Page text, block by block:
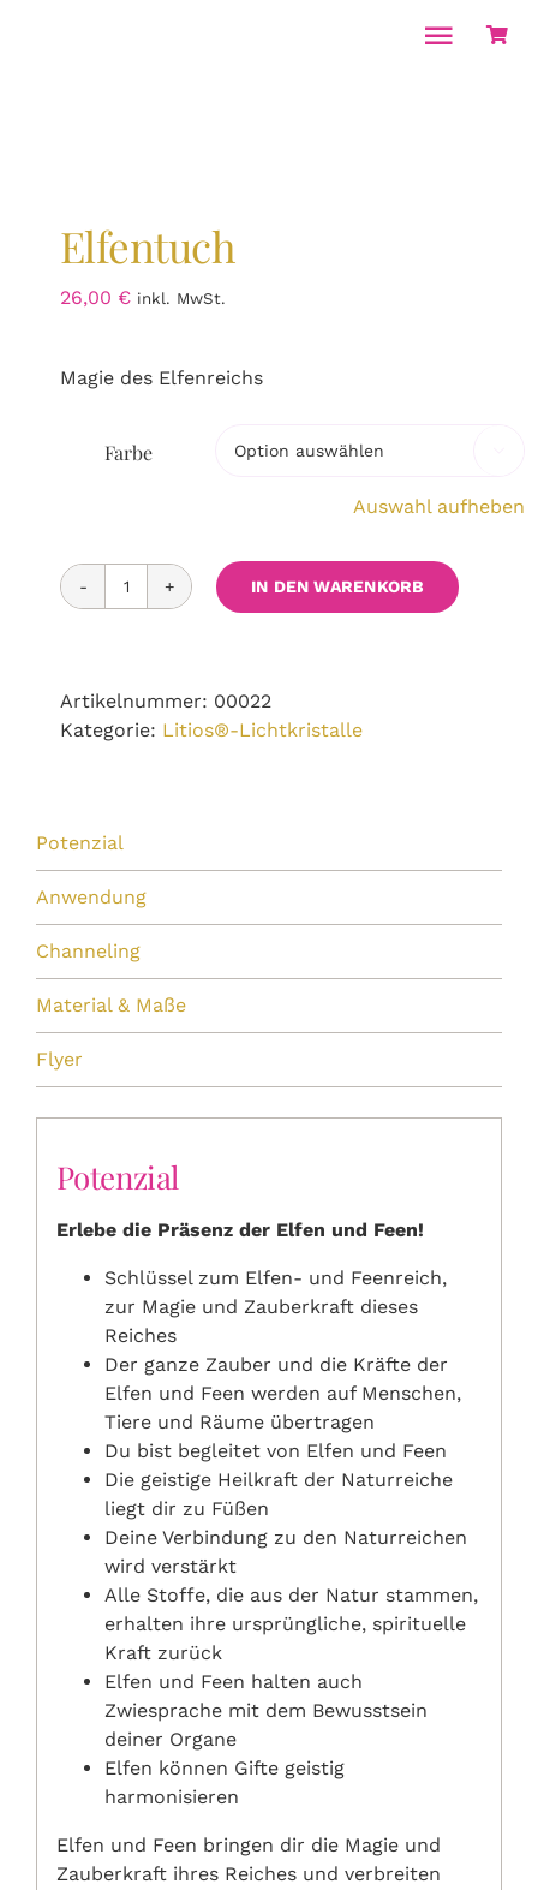
Toggle
Energiearbeit & Coachings
Kalender
Elfentuch
26,00 € inkl. MwSt.
Magie des Elfenreichs
Farbe
Auswahl aufheben
Elfentuch
IN DEN WARENKORB
Artikelnummer: 00022
Kategorie: Litios®-Lichtkristalle
Potenzial
Anwendung
Channeling
Material & Maße
Flyer
Potenzial
Erlebe die Präsenz der Elfen und Feen!
Schlüssel zum Elfen- und Feenreich,
zur Magie und Zauberkraft dieses
Reiches
Der ganze Zauber und die Kräfte der
Elfen und Feen werden auf Menschen,
Tiere und Räume übertragen
Du bist begleitet von Elfen und Feen
Die geistige Heilkraft der Naturreiche
liegt dir zu Füßen
Deine Verbindung zu den Naturreichen
wird verstärkt
Alle Stoffe, die aus der Natur stammen,
erhalten ihre ursprüngliche, spirituelle
Kraft zurück
Elfen und Feen halten auch
Zwiesprache mit dem Bewusstsein
deiner Organe
Elfen können Gifte geistig
harmonisieren
Elfen und Feen bringen dir die Magie und
Zauberkraft ihres Reiches und verbreiten